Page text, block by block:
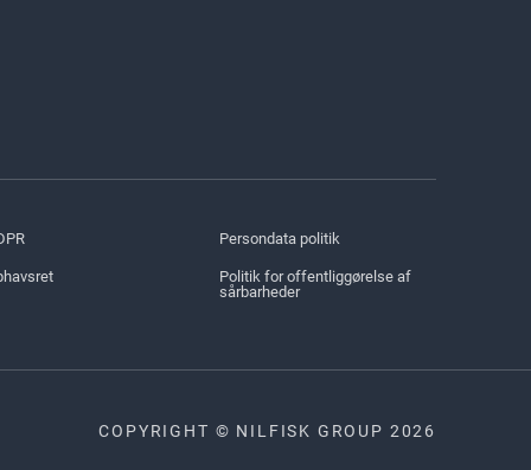
Persondata politik
Politik for offentliggørelse af
sårbarheder
COPYRIGHT © NILFISK GROUP 2026